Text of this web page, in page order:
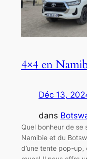
4×4 en
Déc 13,
dans
Quel bonheur de se
Namibie et du
d’une tente pop-